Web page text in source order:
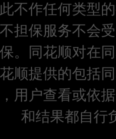
不作任何类型
担保服务不会
。同花顺对在
顺提供的包括
用户查看或依
和结果都自行